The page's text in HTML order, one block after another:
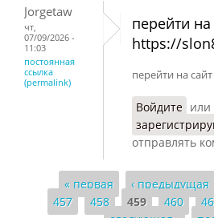
Jorgetaw
чт,
07/09/2026 -
11:03
постоянная
ссылка
(permalink)
перейти на
https://
перейти на сайт
Войдите или
отправлять
Страницы
« первая ‹ предыдущая
457
458 459 460